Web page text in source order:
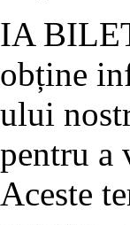
IA
obține
ului
pentru a
Aceste